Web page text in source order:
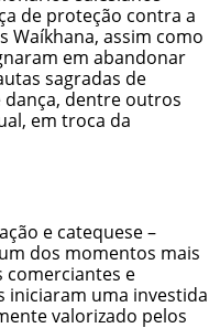
de proteção contra a
Waíkhana, assim como
em abandonar
sagradas de
dança, dentre outros
em troca da
e catequese –
dos momentos mais
comerciantes e
iniciaram uma investida
valorizado pelos